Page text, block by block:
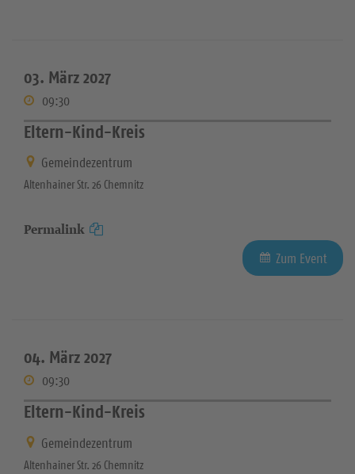
03. März 2027
09:30
Eltern-Kind-Kreis
Gemeindezentrum
Altenhainer Str. 26 Chemnitz
Permalink
Zum Event
04. März 2027
09:30
Eltern-Kind-Kreis
Gemeindezentrum
Altenhainer Str. 26 Chemnitz